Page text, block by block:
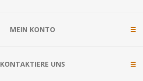
MEIN KONTO
KONTAKTIERE UNS